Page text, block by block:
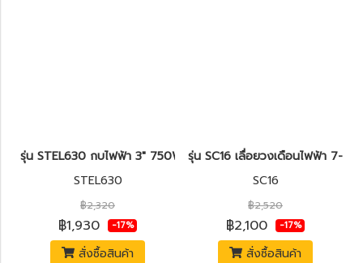
รุ่น STEL630 กบไฟฟ้า 3" 750W. STANLEY
STEL630
฿2,320
฿1,930 -17%
สั่งซื้อสินค้า
รุ่น SC16 เลื่อยวงเดือนไฟฟ้า 7-1/
SC16
฿2,520
฿2,100 -17%
สั่งซื้อสินค้า